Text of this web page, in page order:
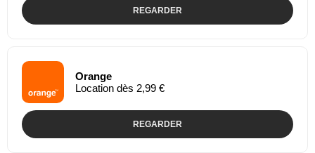
REGARDER
Orange
Location dès 2,99 €
REGARDER